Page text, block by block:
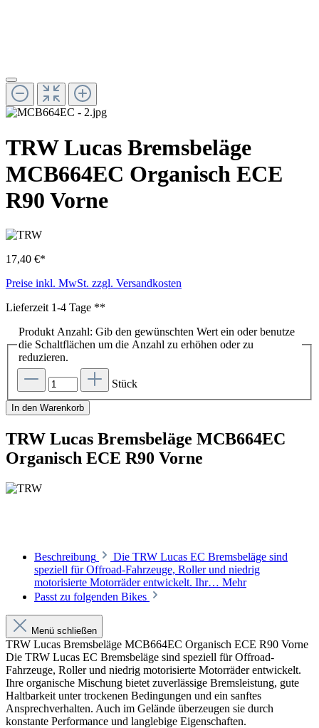
TRW Lucas Bremsbeläge
MCB664EC Organisch ECE
R90 Vorne
17,40 €*
Preise inkl. MwSt. zzgl. Versandkosten
Lieferzeit 1-4 Tage **
Produkt Anzahl: Gib den gewünschten Wert ein oder benutze
die Schaltflächen um die Anzahl zu erhöhen oder zu
reduzieren.
Stück
In den Warenkorb
TRW Lucas Bremsbeläge MCB664EC
Organisch ECE R90 Vorne
Beschreibung
Die TRW Lucas EC Bremsbeläge sind
speziell für Offroad-Fahrzeuge, Roller und niedrig
motorisierte Motorräder entwickelt. Ihr… Mehr
Passt zu folgenden Bikes
Menü schließen
TRW Lucas Bremsbeläge MCB664EC Organisch ECE R90 Vorne
Die TRW Lucas EC Bremsbeläge sind speziell für Offroad-
Fahrzeuge, Roller und niedrig motorisierte Motorräder entwickelt.
Ihre organische Mischung bietet zuverlässige Bremsleistung, gute
Haltbarkeit unter trockenen Bedingungen und ein sanftes
Ansprechverhalten. Auch im Gelände überzeugen sie durch
konstante Performance und langlebige Eigenschaften.